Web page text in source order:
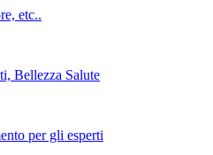
etc..
Bellezza Salute
per gli esperti